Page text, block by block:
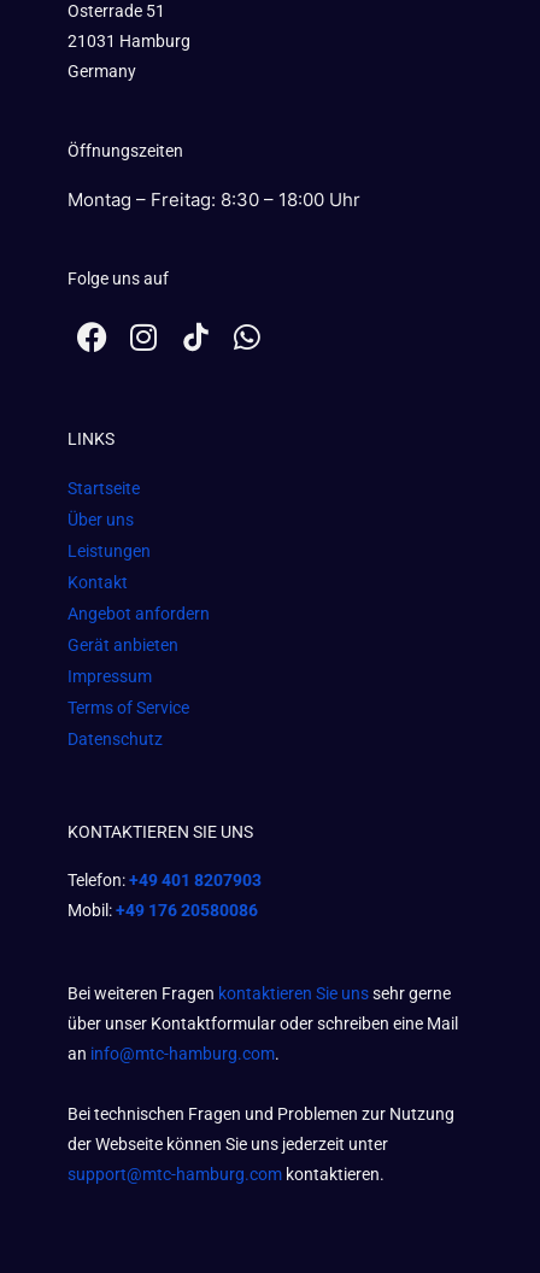
Osterrade 51
21031 Hamburg
Germany
Öffnungszeiten
Montag – Freitag: 8:30 – 18:00 Uhr
Folge uns auf
F
a
b
o
o
k
I
n
m
W
h
LINKS
Startseite
Über uns
Leistungen
Kontakt
Angebot anfordern
Gerät anbieten
Impressum
Terms of Service
Datenschutz
KONTAKTIEREN SIE UNS
Telefon:+49 401 8207903
Mobil:+49 176 20580086
Bei weiteren Fragen kontaktieren Sie unssehr gerne
über unser Kontaktformular oder schreiben eine Mail
an info@mtc-hamburg.com.
Bei technischen Fragen und Problemen zur Nutzung
der Webseite können Sie uns jederzeit unter
support@mtc-hamburg.com kontaktieren.